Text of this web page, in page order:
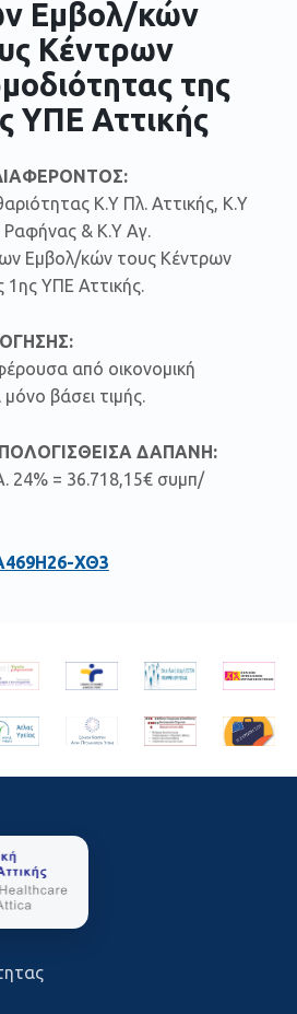
Εμβολ/κών
Κέντρων
της
ΥΠΕ Αττικής
Κ.Υ Πλ. Αττικής, Κ.Υ
Ραφήνας & Κ.Υ Αγ.
Εμβολ/κών τους Κέντρων
1ης ΥΠΕ Αττικής.
από οικονομική
βάσει τιμής.
ΔΑΠΑΝΗ:
24% = 36.718,15€ συμπ/
ΧΘ3